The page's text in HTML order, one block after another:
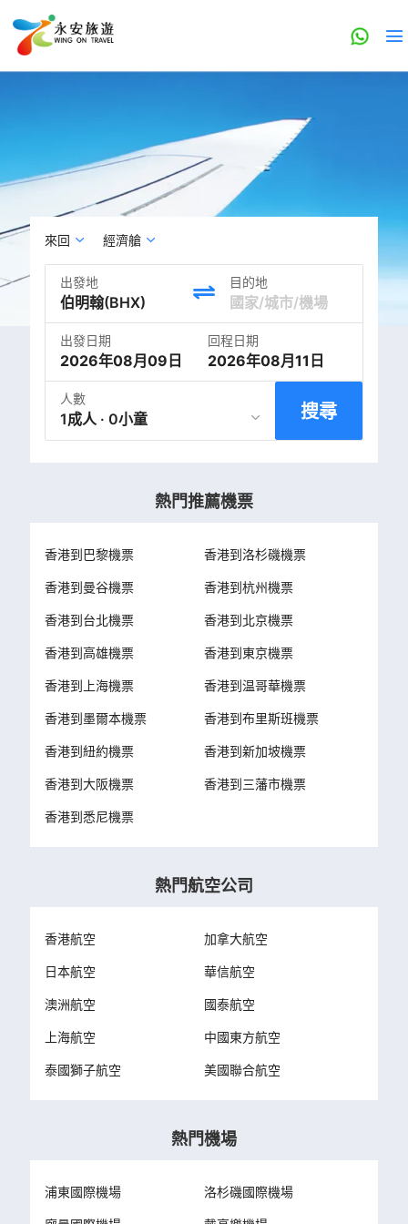
來回 經濟艙
出發地 目的地
出發日期
2026年08月09日
回程日期
2026年08月11日
人數
1成人 · 0小童 搜尋
熱門推薦機票
香港到巴黎機票 香港到洛杉磯機票
香港到曼谷機票 香港到杭州機票
香港到台北機票 香港到北京機票
香港到高雄機票 香港到東京機票
香港到上海機票 香港到温哥華機票
香港到墨爾本機票 香港到布里斯班機票
香港到紐約機票 香港到新加坡機票
香港到大阪機票 香港到三藩市機票
香港到悉尼機票
熱門航空公司
香港航空 加拿大航空
日本航空 華信航空
澳洲航空 國泰航空
上海航空 中國東方航空
泰國獅子航空 美國聯合航空
熱門機場
浦東國際機場 洛杉磯國際機場